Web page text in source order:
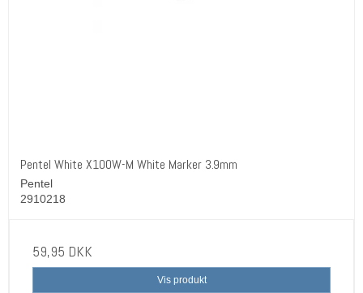
Pentel White X100W-M White Marker 3.9mm
Pentel
2910218
59,95 DKK
Vis produkt